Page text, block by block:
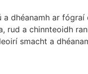
dhéanamh ar
rud a chinnteoidh
smacht a